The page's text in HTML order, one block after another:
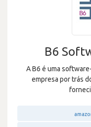
B6
A B6 é uma
empresa por trás